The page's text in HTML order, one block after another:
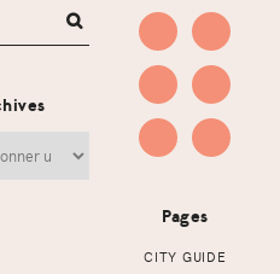
Pages
CITY GUIDE